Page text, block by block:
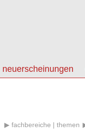
neuerscheinungen
fachbereiche | themen